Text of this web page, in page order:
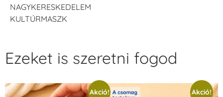
NAGYKERESKEDELEM
KULTÚRMASZK
Ezeket is szeretni fogod
Akció! Akció!